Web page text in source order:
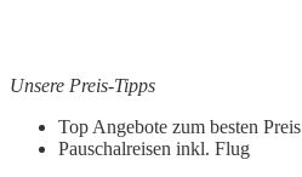
Unsere Preis-Tipps
Top Angebote zum besten Preis
Pauschalreisen inkl. Flug